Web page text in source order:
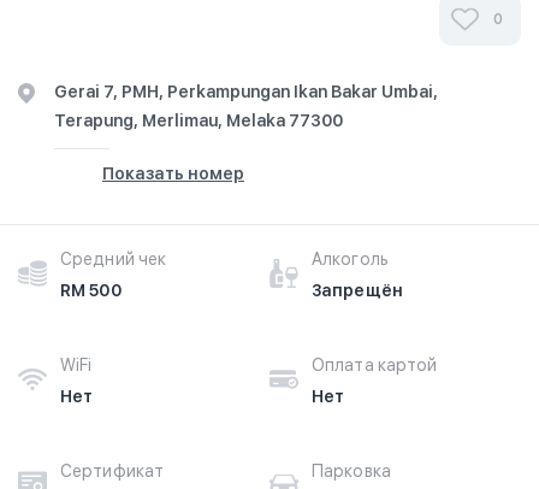
0
Gerai 7, PMH, Perkampungan Ikan Bakar Umbai,
Terapung, Merlimau, Melaka 77300
Показать номер
Средний чек
RM 500
Алкоголь
Запрещён
WiFi
Нет
Оплата картой
Нет
Сертификат
Парковка